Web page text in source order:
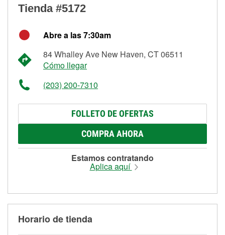
Tienda #5172
Abre a las 7:30am
84 Whalley Ave New Haven, CT 06511
Cómo llegar
(203) 200-7310
FOLLETO DE OFERTAS
COMPRA AHORA
Estamos contratando
Aplica aquí
Horario de tienda